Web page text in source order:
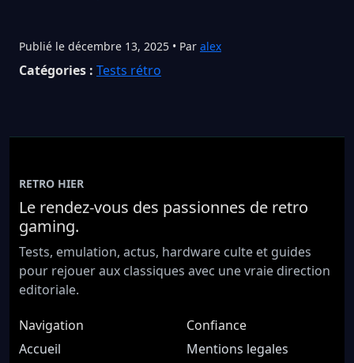
Publié le décembre 13, 2025 • Par alex
Catégories : Tests rétro
RETRO HIER
Le rendez-vous des passionnes de retro
gaming.
Tests, emulation, actus, hardware culte et guides
pour rejouer aux classiques avec une vraie direction
editoriale.
Navigation
Accueil
Confiance
Mentions legales